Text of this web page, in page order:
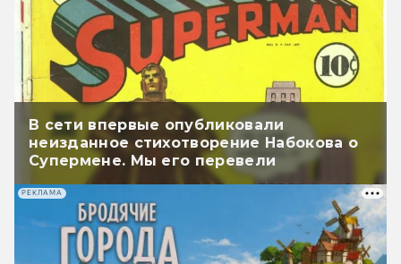
В сети впервые опубликовали
неизданное стихотворение Набокова о
Супермене. Мы его перевели
РЕКЛАМА